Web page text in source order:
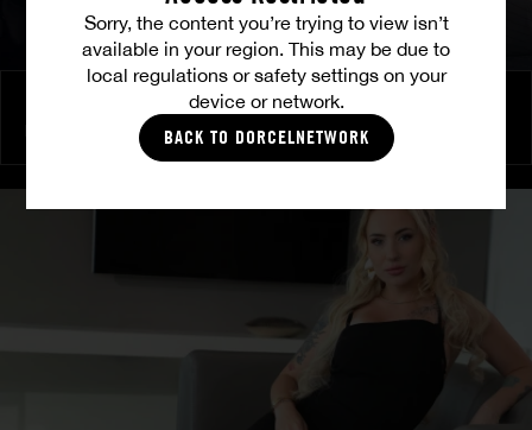
Sorry, the content you’re trying to view isn’t
available in your region. This may be due to
local regulations or safety settings on your
device or network.
BACK TO DORCELNETWORK
Brennende Freundschaft
MATTY MILA PEREZ